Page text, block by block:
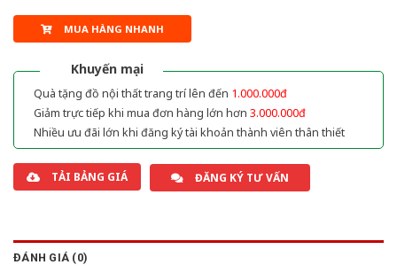
MUA HÀNG NHANH
Khuyến mại
Quà tặng đồ nội thất trang trí lên đến 1.000.000đ
Giảm trực tiếp khi mua đơn hàng lớn hơn 3.000.000đ
Nhiều ưu đãi lớn khi đăng ký tài khoản thành viên thân thiết
TẢI BẢNG GIÁ ĐĂNG KÝ TƯ VẤN
ĐÁNH GIÁ (0)